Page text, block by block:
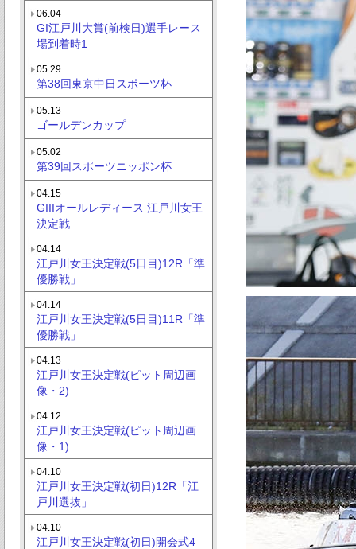
06.04
GI江戸川大賞(前検日)選手レース
場到着時1
05.29
第38回東京中日スポーツ杯
05.13
ゴールデンカップ
05.02
第39回スポーツニッポン杯
04.15
GIIIオールレディース 江戸川女王
決定戦
04.14
江戸川女王決定戦(5日目)12R「準
優勝戦」
04.14
江戸川女王決定戦(5日目)11R「準
優勝戦」
04.13
江戸川女王決定戦(ピット周辺画
像・2)
04.12
江戸川女王決定戦(ピット周辺画
像・1)
04.10
江戸川女王決定戦(初日)12R「江
戸川選抜」
04.10
江戸川女王決定戦(初日)開会式4